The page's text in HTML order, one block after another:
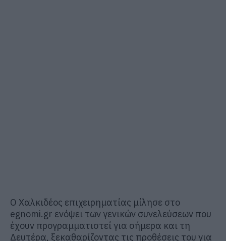
Ο Χαλκιδέος επιχειρηματίας μίλησε στο
egnomi.gr ενόψει των γενικών συνελεύσεων που
έχουν προγραμματιστεί για σήμερα και τη
Δευτέρα, ξεκαθαρίζοντας τις προθέσεις του για